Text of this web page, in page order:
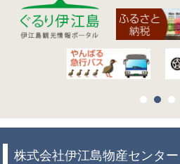
株式会社伊江島物産センタ